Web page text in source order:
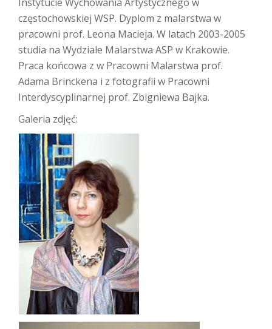
częstochowskiej WSP. Dyplom z malarstwa w
pracowni prof. Leona Macieja. W latach 2003-2005
studia na Wydziale Malarstwa ASP w Krakowie.
Praca końcowa z w Pracowni Malarstwa prof.
Adama Brinckena i z fotografii w Pracowni
Interdyscyplinarnej prof. Zbigniewa Bajka.
Galeria zdjęć: